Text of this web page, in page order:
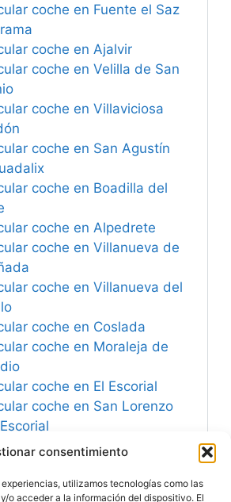
consentimiento
utilizamos tecnologías como las
o acceder a la información del dispositivo. El
coche en Fuente el Saz
coche en Ajalvir
coche en Velilla de San
coche en Villaviciosa
coche en San Agustín
coche en Boadilla del
coche en Alpedrete
coche en Villanueva de
coche en Villanueva del
coche en Coslada
coche en Moraleja de
coche en El Escorial
coche en San Lorenzo
coche en Collado
coche en Loeches